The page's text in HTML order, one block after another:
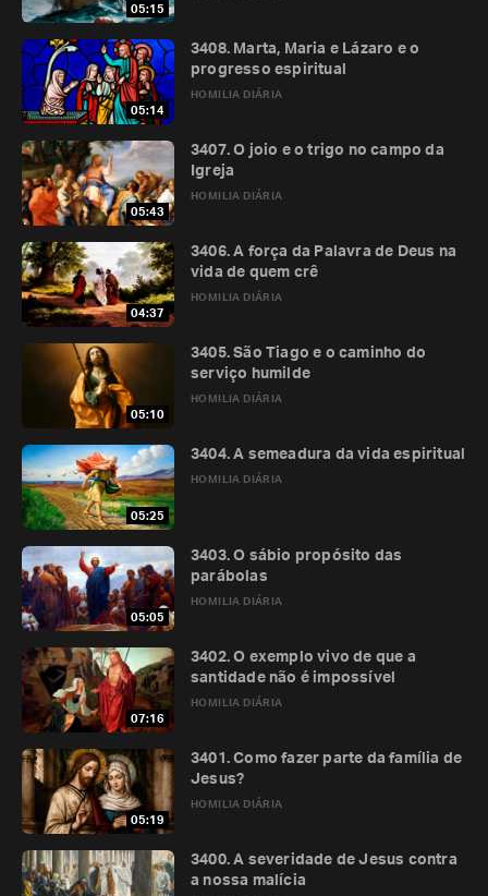
05:15
05:14
HOMILIA DIÁRIA
3408. Marta, Maria e Lázaro e o
progresso espiritual
05:43
HOMILIA DIÁRIA
3407. O joio e o trigo no campo da
Igreja
04:37
HOMILIA DIÁRIA
3406. A força da Palavra de Deus na
vida de quem crê
05:10
HOMILIA DIÁRIA
3405. São Tiago e o caminho do
serviço humilde
05:25
HOMILIA DIÁRIA
3404. A semeadura da vida espiritual
05:05
HOMILIA DIÁRIA
3403. O sábio propósito das
parábolas
07:16
HOMILIA DIÁRIA
3402. O exemplo vivo de que a
santidade não é impossível
05:19
HOMILIA DIÁRIA
3401. Como fazer parte da família de
Jesus?
3400. A severidade de Jesus contra
a nossa malícia